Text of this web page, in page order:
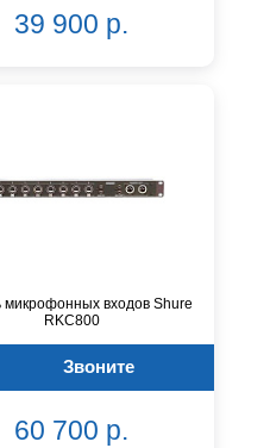
39 900 р.
микрофонных входов Shure
RKC800
Звоните
60 700 р.